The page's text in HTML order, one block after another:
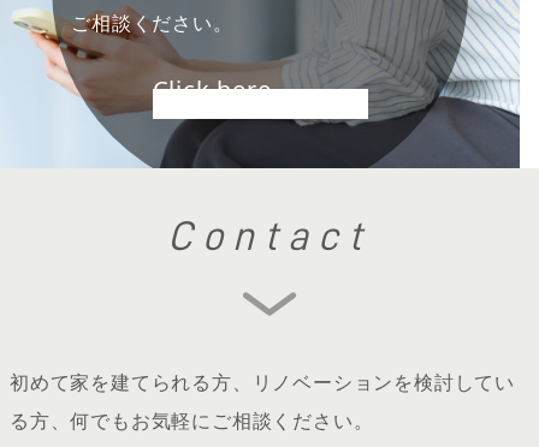
ご相談ください。
Click here
Contact
初めて家を建てられる方、リノベーションを検討してい
る方、何でもお気軽にご相談ください。